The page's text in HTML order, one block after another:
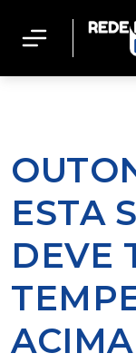
ESTA
DEVE